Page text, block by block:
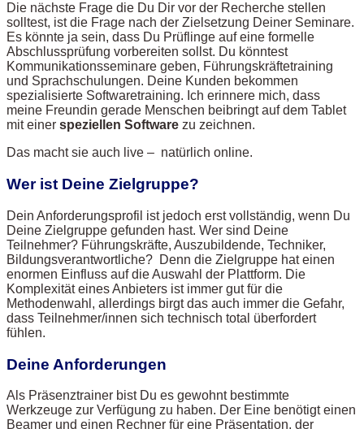
Die nächste Frage die Du Dir vor der Recherche stellen
solltest, ist die Frage nach der Zielsetzung Deiner Seminare.
Es könnte ja sein, dass Du Prüflinge auf eine formelle
Abschlussprüfung vorbereiten sollst. Du könntest
Kommunikationsseminare geben, Führungskräftetraining
und Sprachschulungen. Deine Kunden bekommen
spezialisierte Softwaretraining. Ich erinnere mich, dass
meine Freundin gerade Menschen beibringt auf dem Tablet
mit einer speziellen Software zu zeichnen.
Das macht sie auch live – natürlich online.
Wer ist Deine Zielgruppe?
Dein Anforderungsprofil ist jedoch erst vollständig, wenn Du
Deine Zielgruppe gefunden hast. Wer sind Deine
Teilnehmer? Führungskräfte, Auszubildende, Techniker,
Bildungsverantwortliche? Denn die Zielgruppe hat einen
enormen Einfluss auf die Auswahl der Plattform. Die
Komplexität eines Anbieters ist immer gut für die
Methodenwahl, allerdings birgt das auch immer die Gefahr,
dass Teilnehmer/innen sich technisch total überfordert
fühlen.
Deine Anforderungen
Als Präsenztrainer bist Du es gewohnt bestimmte
Werkzeuge zur Verfügung zu haben. Der Eine benötigt einen
Beamer und einen Rechner für eine Präsentation, der